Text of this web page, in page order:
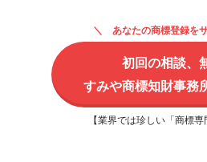
あなたの商標登録を
初回の相談、
すみや商標知財事務
【業界では珍しい「商標専